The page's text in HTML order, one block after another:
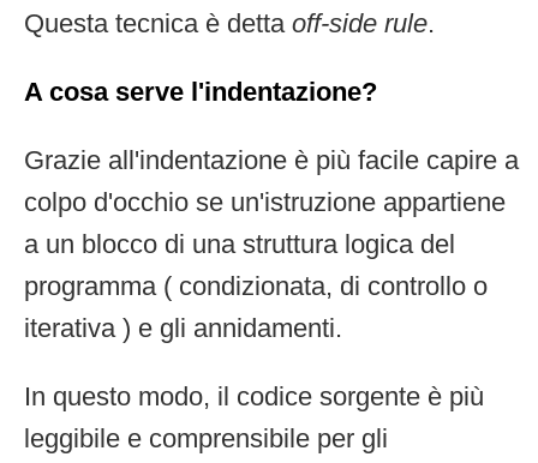
Questa tecnica è detta off-side rule.
A cosa serve l'indentazione?
Grazie all'indentazione è più facile capire a
colpo d'occhio se un'istruzione appartiene
a un blocco di una struttura logica del
programma ( condizionata, di controllo o
iterativa ) e gli annidamenti.
In questo modo, il codice sorgente è più
leggibile e comprensibile per gli